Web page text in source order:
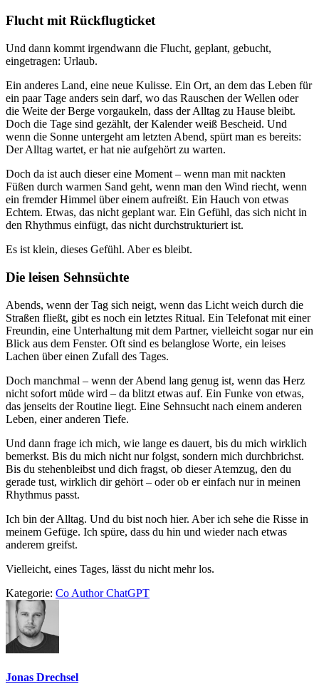
Flucht mit Rückflugticket
Und dann kommt irgendwann die Flucht, geplant, gebucht,
eingetragen: Urlaub.
Ein anderes Land, eine neue Kulisse. Ein Ort, an dem das Leben für
ein paar Tage anders sein darf, wo das Rauschen der Wellen oder
die Weite der Berge vorgaukeln, dass der Alltag zu Hause bleibt.
Doch die Tage sind gezählt, der Kalender weiß Bescheid. Und
wenn die Sonne untergeht am letzten Abend, spürt man es bereits:
Der Alltag wartet, er hat nie aufgehört zu warten.
Doch da ist auch dieser eine Moment – wenn man mit nackten
Füßen durch warmen Sand geht, wenn man den Wind riecht, wenn
ein fremder Himmel über einem aufreißt. Ein Hauch von etwas
Echtem. Etwas, das nicht geplant war. Ein Gefühl, das sich nicht in
den Rhythmus einfügt, das nicht durchstrukturiert ist.
Es ist klein, dieses Gefühl. Aber es bleibt.
Die leisen Sehnsüchte
Abends, wenn der Tag sich neigt, wenn das Licht weich durch die
Straßen fließt, gibt es noch ein letztes Ritual. Ein Telefonat mit einer
Freundin, eine Unterhaltung mit dem Partner, vielleicht sogar nur ein
Blick aus dem Fenster. Oft sind es belanglose Worte, ein leises
Lachen über einen Zufall des Tages.
Doch manchmal – wenn der Abend lang genug ist, wenn das Herz
nicht sofort müde wird – da blitzt etwas auf. Ein Funke von etwas,
das jenseits der Routine liegt. Eine Sehnsucht nach einem anderen
Leben, einer anderen Tiefe.
Und dann frage ich mich, wie lange es dauert, bis du mich wirklich
bemerkst. Bis du mich nicht nur folgst, sondern mich durchbrichst.
Bis du stehenbleibst und dich fragst, ob dieser Atemzug, den du
gerade tust, wirklich dir gehört – oder ob er einfach nur in meinen
Rhythmus passt.
Ich bin der Alltag. Und du bist noch hier. Aber ich sehe die Risse in
meinem Gefüge. Ich spüre, dass du hin und wieder nach etwas
anderem greifst.
Vielleicht, eines Tages, lässt du nicht mehr los.
Kategorie: Co Author ChatGPT
Jonas Drechsel